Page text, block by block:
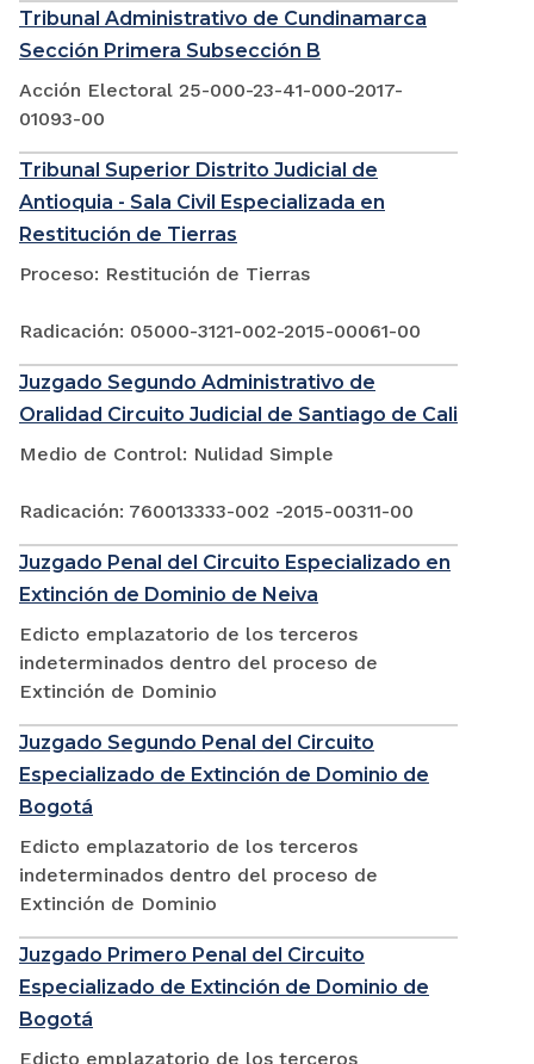
Tribunal Administrativo de Cundinamarca
Sección Primera Subsección B
Acción Electoral 25-000-23-41-000-2017-
01093-00
Tribunal Superior Distrito Judicial de
Antioquia - Sala Civil Especializada en
Restitución de Tierras
Proceso: Restitución de Tierras
Radicación: 05000-3121-002-2015-00061-00
Juzgado Segundo Administrativo de
Oralidad Circuito Judicial de Santiago de Cali
Medio de Control: Nulidad Simple
Radicación: 760013333-002 -2015-00311-00
Juzgado Penal del Circuito Especializado en
Extinción de Dominio de Neiva
Edicto emplazatorio de los terceros
indeterminados dentro del proceso de
Extinción de Dominio
Juzgado Segundo Penal del Circuito
Especializado de Extinción de Dominio de
Bogotá
Edicto emplazatorio de los terceros
indeterminados dentro del proceso de
Extinción de Dominio
Juzgado Primero Penal del Circuito
Especializado de Extinción de Dominio de
Bogotá
Edicto emplazatorio de los terceros